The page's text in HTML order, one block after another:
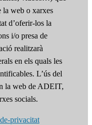
la web o xarxes
d’oferir-los la
i/o presa de
realitzarà
en els quals les
L’ús del
la web de ADEIT,
socials.
privacitat